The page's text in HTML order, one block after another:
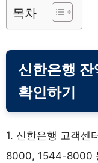
목차
신한은행
확인하기
1. 신한은행 고객
8000, 1544-8000